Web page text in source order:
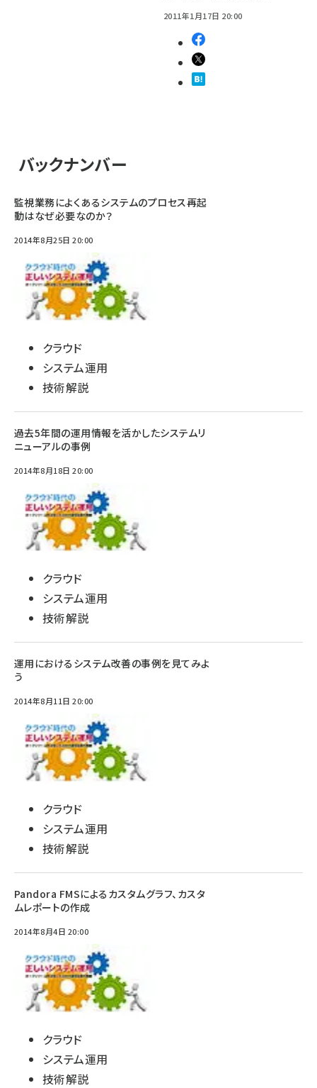
2011年1月17日 20:00
バックナンバー
監視業務によくあるシステムのプロセス再起
動はなぜ必要なのか？
2014年8月25日 20:00
クラウド
システム運用
技術解説
過去5年間の運用情報を活かしたシステムリ
ニューアルの事例
2014年8月18日 20:00
クラウド
システム運用
技術解説
運用におけるシステム改善の事例を見てみよ
う
2014年8月11日 20:00
クラウド
システム運用
技術解説
Pandora FMSによるカスタムグラフ、カスタ
ムレポートの作成
2014年8月4日 20:00
クラウド
システム運用
技術解説